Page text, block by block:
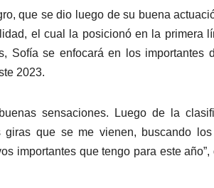
que se dio luego de su buena
el cual la posicionó en la primera
Sofía se enfocará en los importantes
2023.
sensaciones. Luego de la
giras que se me vienen, buscando
importantes que tengo para este año”,